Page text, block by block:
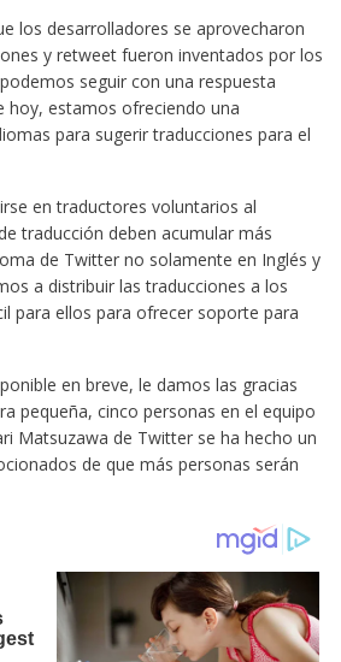
los desarrolladores se aprovecharon
y retweet fueron inventados por los
seguir con una respuesta
hoy, estamos ofreciendo una
para sugerir traducciones para el
en traductores voluntarios al
traducción deben acumular más
de Twitter no solamente en Inglés y
a distribuir las traducciones a los
para ellos para ofrecer soporte para
en breve, le damos las gracias
pequeña, cinco personas en el equipo
Matsuzawa de Twitter se ha hecho un
de que más personas serán